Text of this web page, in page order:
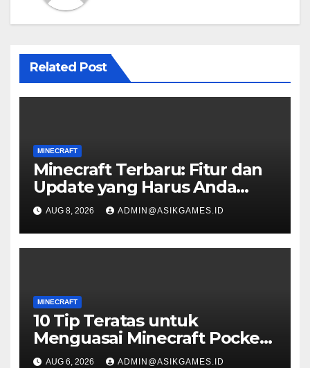
Related Post
MINECRAFT
Minecraft Terbaru: Fitur dan
Update yang Harus Anda
Coba
AUG 8, 2026 ADMIN@ASIKGAMES.ID
MINECRAFT
10 Tip Teratas untuk
Menguasai Minecraft Pocket
Edition
AUG 6, 2026 ADMIN@ASIKGAMES.ID